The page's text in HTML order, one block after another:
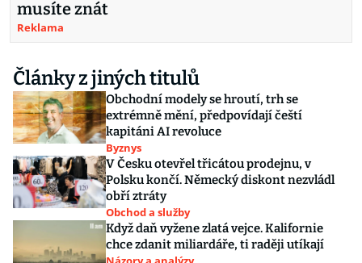
musíte znát
Reklama
Články z jiných titulů
Obchodní modely se hroutí, trh se
extrémně mění, předpovídají čeští
kapitáni AI revoluce
Byznys
V Česku otevřel třicátou prodejnu, v
Polsku končí. Německý diskont nezvládl
obří ztráty
Obchod a služby
Když daň vyžene zlatá vejce. Kalifornie
chce zdanit miliardáře, ti raději utíkají